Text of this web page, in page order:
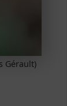
Gérault)